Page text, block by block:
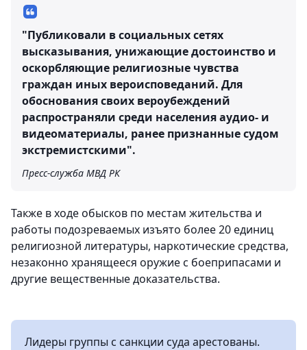
"Публиковали в социальных сетях
высказывания, унижающие достоинство и
оскорбляющие религиозные чувства
граждан иных вероисповеданий. Для
обоснования своих вероубеждений
распространяли среди населения аудио- и
видеоматериалы, ранее признанные судом
экстремистскими".
Пресс-служба МВД РК
Также в ходе обысков по местам жительства и
работы подозреваемых изъято более 20 единиц
религиозной литературы, наркотические средства,
незаконно хранящееся оружие с боеприпасами и
другие вещественные доказательства.
Лидеры группы с санкции суда арестованы.